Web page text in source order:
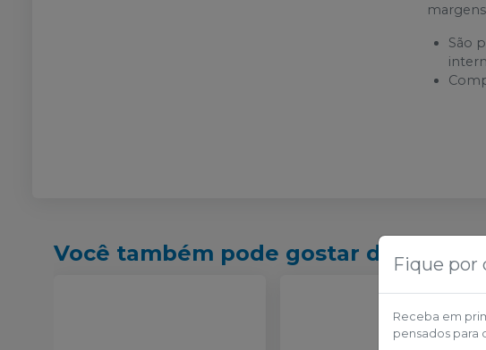
São
Você também pode gostar dessesFique por
Receba em
pensados para